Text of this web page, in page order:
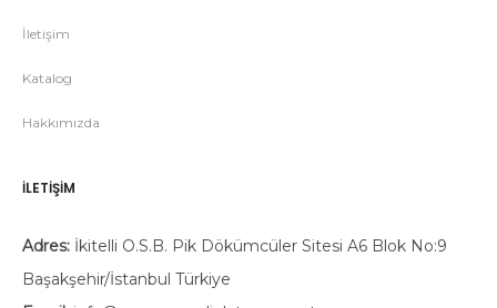
İletişim
Katalog
Hakkımızda
İLETIŞIM
Adres: İkitelli O.S.B. Pik Dökümcüler Sitesi A6 Blok No:9
Başakşehir/İstanbul Türkiye